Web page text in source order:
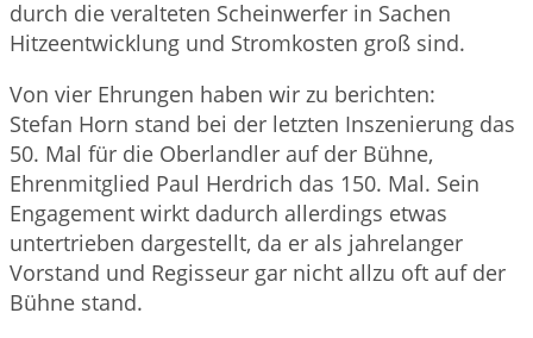
durch die veralteten Scheinwerfer in Sachen
Hitzeentwicklung und Stromkosten groß sind.
Von vier Ehrungen haben wir zu berichten:
Stefan Horn stand bei der letzten Inszenierung das
50. Mal für die Oberlandler auf der Bühne,
Ehrenmitglied Paul Herdrich das 150. Mal. Sein
Engagement wirkt dadurch allerdings etwas
untertrieben dargestellt, da er als jahrelanger
Vorstand und Regisseur gar nicht allzu oft auf der
Bühne stand.